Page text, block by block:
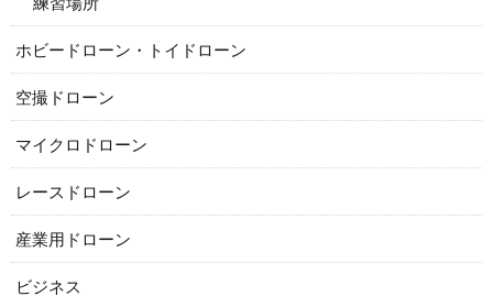
ホビードローン・トイドローン
空撮ドローン
マイクロドローン
レースドローン
産業用ドローン
ビジネス